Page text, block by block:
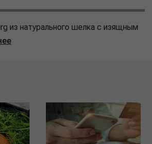
из натурального шелка с изящным